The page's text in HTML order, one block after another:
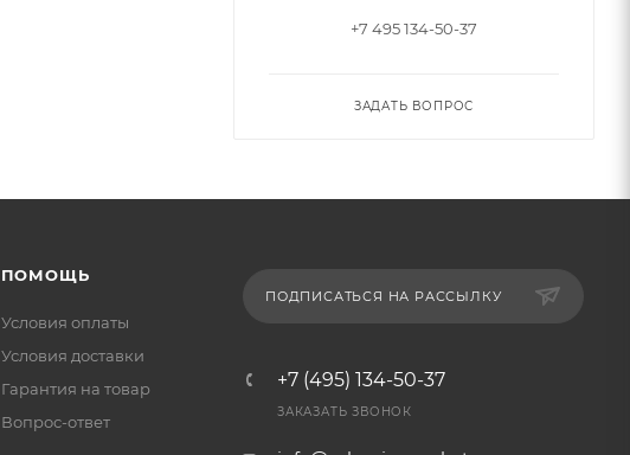
+7 495 134-50-37
ЗАДАТЬ ВОПРОС
ПОМОЩЬ
Условия оплаты
Условия доставки
Гарантия на товар
Вопрос-ответ
ПОДПИСАТЬСЯ НА РАССЫЛКУ
+7 (495) 134-50-37
ЗАКАЗАТЬ ЗВОНОК